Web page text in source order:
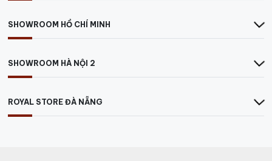
SHOWROOM HỒ CHÍ MINH
SHOWROOM HÀ NỘI 2
ROYAL STORE ĐÀ NẴNG